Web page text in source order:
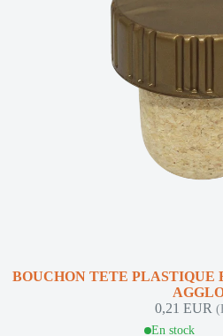
BOUCHON TETE PLASTIQUE
0,21 EUR
En stock